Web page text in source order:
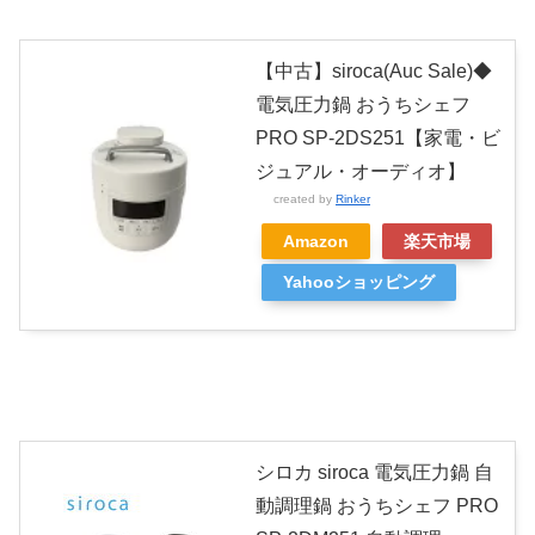
【中古】siroca(Auc Sale)◆
電気圧力鍋 おうちシェフ
PRO SP-2DS251【家電・ビ
ジュアル・オーディオ】
created by Rinker
Amazon 楽天市場
Yahooショッピング
シロカ siroca 電気圧力鍋 自
動調理鍋 おうちシェフ PRO